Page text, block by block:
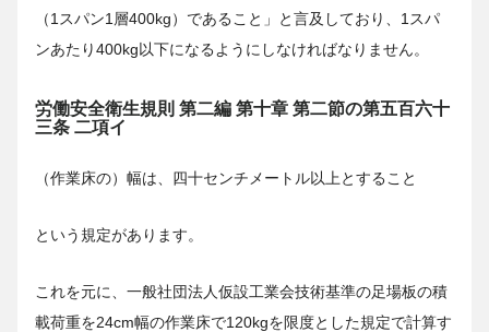
（1スパン1層400kg）であること」と言及しており、1スパ
ンあたり400kg以下になるようにしなければなりません。
労働安全衛生規則 第二編 第十章 第二節の第五百六十
三条 二項イ
（作業床の）幅は、四十センチメートル以上とすること
という規定があります。
これを元に、一般社団法人仮設工業会技術基準の足場板の積
載荷重を24cm幅の作業床で120kgを限度とした規定で計算す